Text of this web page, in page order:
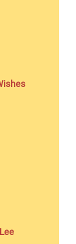
TED Talk 2 – Euna Lee